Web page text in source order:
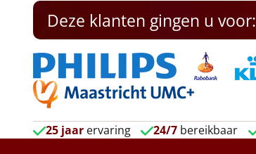
Deze klanten gingen u voor:
25 jaar ervaring 24/7 bereikbaar